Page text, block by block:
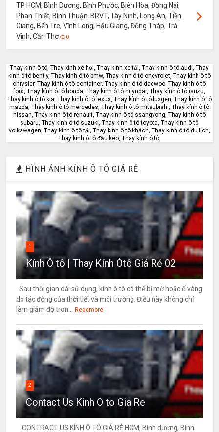
TP HCM, Bình Dương, Bình Phước, Biên Hòa, Đồng Nai,
Phan Thiết, Bình Thuận, BRVT, Tây Ninh, Long An, Tiền
Giang, Bến Tre, Vĩnh Long, Hậu Giang, Đồng Tháp, Trà
Vinh, Cần Thơ
0
Thay kính ô tô, Thay kính xe hơi, Thay kính xe tải, Thay kính ô tô audi, Thay
kính ô tô bently, Thay kính ô tô bmw, Thay kính ô tô chevrolet, Thay kính ô tô
chrysler, Thay kính ô tô container, Thay kính ô tô daewoo, Thay kính ô tô
ford, Thay kính ô tô honda, Thay kính ô tô huyndai, Thay kính ô tô isuzu,
Thay kính ô tô kia, Thay kính ô tô lexus, Thay kính ô tô luxgen, Thay kính ô tô
mazda, Thay kính ô tô mercedes, Thay kính ô tô mitsubishi, Thay kính ô tô
nissan, Thay kính ô tô renault, Thay kính ô tô ssangyong, Thay kính ô tô
subaru, Thay kính ô tô suzuki, Thay kính ô tô toyota, Thay kính ô tô
volkswagen, Thay kính ô tô tải, Thay kính ô tô khách, Thay kính ô tô du lịch,
Thay kính ô tô đầu kéo, Thay kính ô tô,
HÌNH ẢNH KÍNH Ô TÔ GIÁ RẺ
1
Kính Ô tô | Thay Kính Ôtô Giá Rẻ 02
Sau thời gian dài sử dụng, kính ô tô có thể bị mờ hoặc ố vàng
do tác động của thời tiết và môi trường. Điều này không chỉ
làm giảm độ tron...
Readmore
2
Contact Us Kinh O to Gia Re
CONTRACT US KÍNH Ô TÔ GIÁ RẺ HCM, Bình dương, Bình